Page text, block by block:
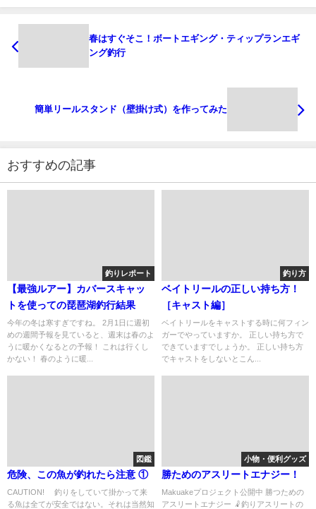
春はすぐそこ！ボートエギング・ティップランエギ
ング釣行
簡単リールスタンド（壁掛け式）を作ってみた
おすすめの記事
釣りレポート
【最強ルアー】カバースキャッ
トを使っての琵琶湖釣行結果
今年の冬は寒すぎですね。 2月1日に週初
めの週間予報を見ていると、週末は春のよ
うに暖かくなるとの予報！ これは行くし
かない！ 春のように暖...
釣り方
ベイトリールの正しい持ち方！
［キャスト編］
ベイトリールをキャストする時に何フィン
ガーでやっていますか。 正しい持ち方で
できていますでしょうか。 正しい持ち方
でキャストをしないとこん...
図鑑
危険、この魚が釣れたら注意 ①
CAUTION! 釣りをしていて掛かって来
る魚は全てが安全ではない。それは当然知
小物・便利グッズ
勝ためのアスリートエナジー！
Makuakeプロジェクト公開中 勝つための
アスリートエナジー 🤾釣りアスリートの